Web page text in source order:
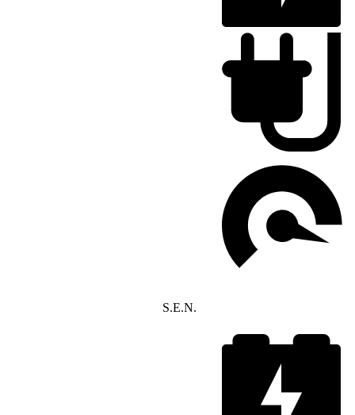
S.E.N.